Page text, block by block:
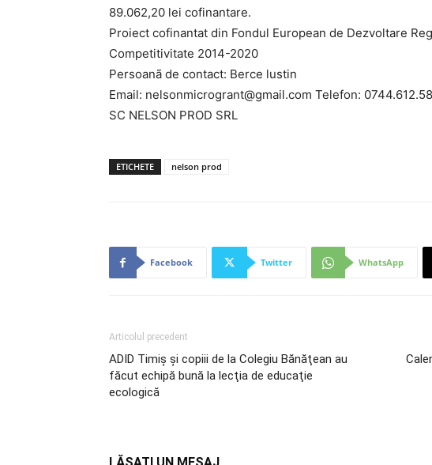
89.062,20 lei cofinantare.
Proiect cofinantat din Fondul European de Dezvoltare
Competitivitate 2014-2020
Persoanã de contact: Berce lustin
Email: nelsonmicrogrant@gmail.com Telefon:
SC NELSON PROD SRL
ETICHETE nelson prod
Facebook Twitter WhatsApp
Articolul precedent
ADID Timiş şi copiii de la Colegiu Bănăţean au
făcut echipă bună la lecţia de educaţie
ecologică